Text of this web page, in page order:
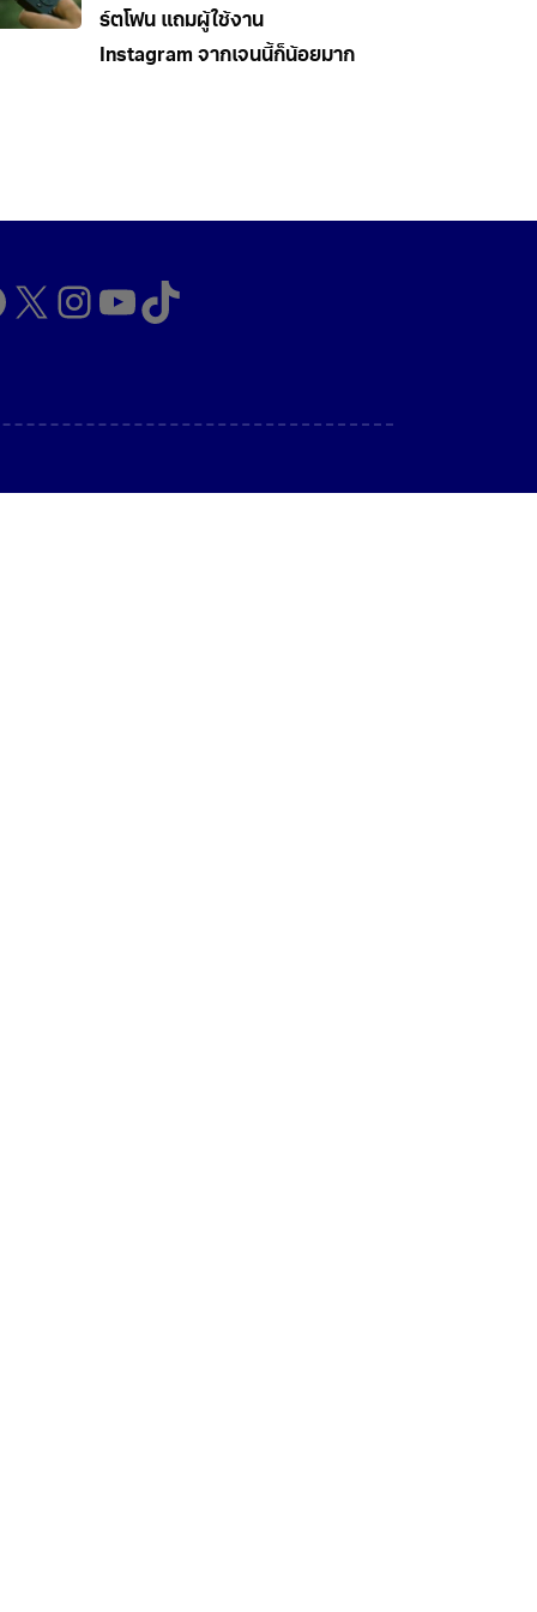
ร์ตโฟน แถมผู้ใช้งาน
Instagram จากเจนนี้ก็น้อยมาก
X Instagram
YouTube
TikTok